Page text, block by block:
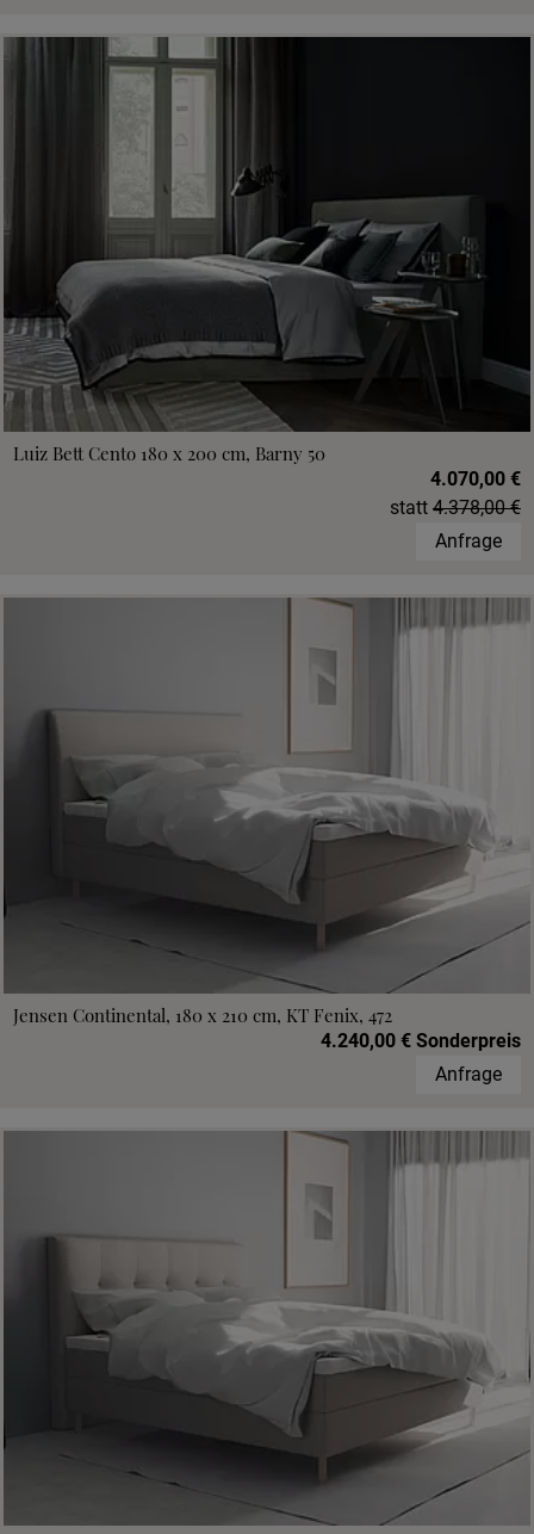
Luiz Bett Cento 180 x 200 cm, Barny 50
4.070,00 €
statt 4.378,00 €
Anfrage
Jensen Continental, 180 x 210 cm, KT Fenix, 472
4.240,00 € Sonderpreis
Anfrage